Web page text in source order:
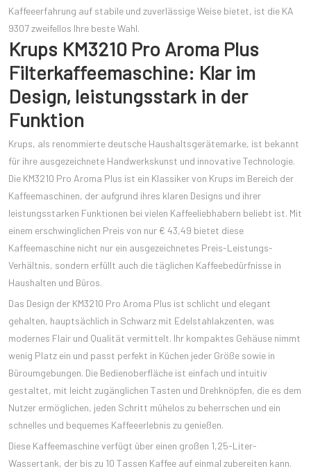
Kaffeeerfahrung auf stabile und zuverlässige Weise bietet, ist die KA
9307 zweifellos Ihre beste Wahl.
Krups KM3210 Pro Aroma Plus
Filterkaffeemaschine: Klar im
Design, leistungsstark in der
Funktion
Krups, als renommierte deutsche Haushaltsgerätemarke, ist bekannt
für ihre ausgezeichnete Handwerkskunst und innovative Technologie.
Die KM3210 Pro Aroma Plus ist ein Klassiker von Krups im Bereich der
Kaffeemaschinen, der aufgrund ihres klaren Designs und ihrer
leistungsstarken Funktionen bei vielen Kaffeeliebhabern beliebt ist. Mit
einem erschwinglichen Preis von nur € 43,49 bietet diese
Kaffeemaschine nicht nur ein ausgezeichnetes Preis-Leistungs-
Verhältnis, sondern erfüllt auch die täglichen Kaffeebedürfnisse in
Haushalten und Büros.
Das Design der KM3210 Pro Aroma Plus ist schlicht und elegant
gehalten, hauptsächlich in Schwarz mit Edelstahlakzenten, was
modernes Flair und Qualität vermittelt. Ihr kompaktes Gehäuse nimmt
wenig Platz ein und passt perfekt in Küchen jeder Größe sowie in
Büroumgebungen. Die Bedienoberfläche ist einfach und intuitiv
gestaltet, mit leicht zugänglichen Tasten und Drehknöpfen, die es dem
Nutzer ermöglichen, jeden Schritt mühelos zu beherrschen und ein
schnelles und bequemes Kaffeeerlebnis zu genießen.
Diese Kaffeemaschine verfügt über einen großen 1,25-Liter-
Wassertank, der bis zu 10 Tassen Kaffee auf einmal zubereiten kann.